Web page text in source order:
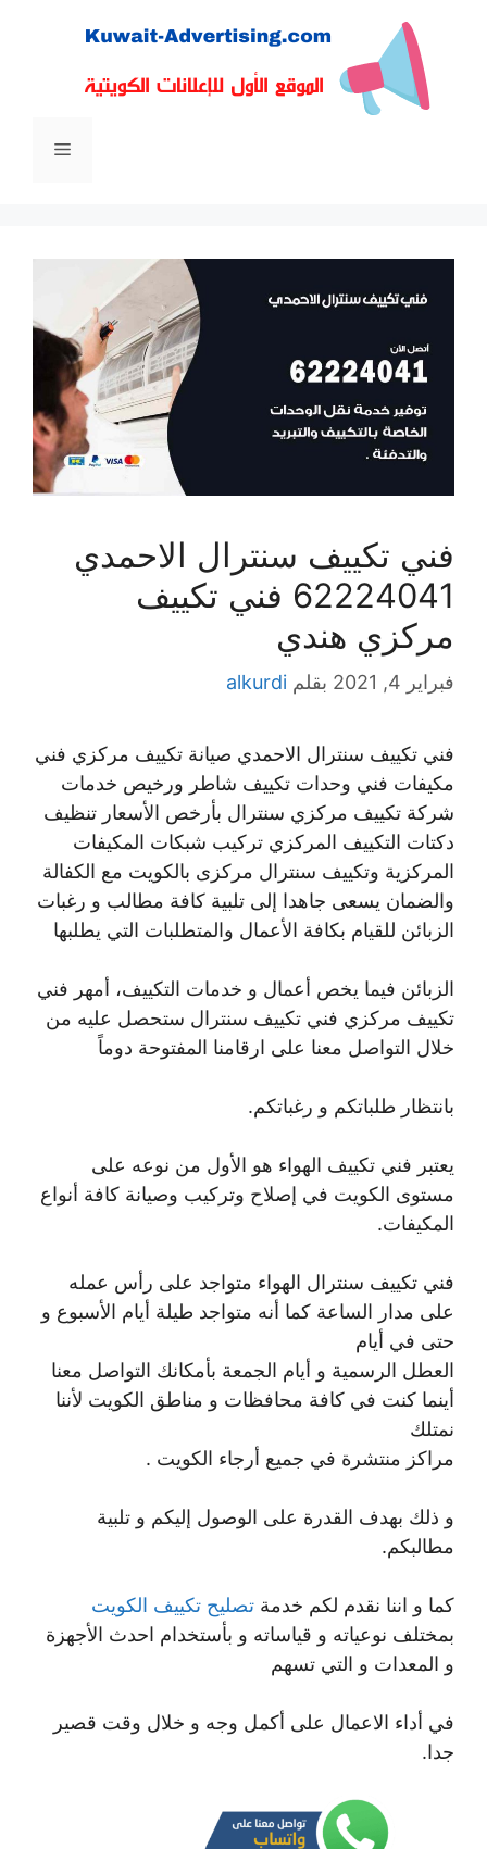
المحتوى
القائمة
فني تكييف سنترال الاحمدي
62224041 فني تكييف
مركزي هندي
فبراير 4, 2021 بقلم alkurdi
فني تكييف سنترال الاحمدي صيانة تكييف مركزي فني
مكيفات فني وحدات تكييف شاطر ورخيص خدمات
شركة تكييف مركزي سنترال بأرخص الأسعار تنظيف
دكتات التكييف المركزي تركيب شبكات المكيفات
المركزية وتكييف سنترال مركزى بالكويت مع الكفالة
والضمان يسعى جاهدا إلى تلبية كافة مطالب و رغبات
الزبائن للقيام بكافة الأعمال والمتطلبات التي يطلبها
الزبائن فيما يخص أعمال و خدمات التكييف، أمهر فني
تكييف مركزي فني تكييف سنترال ستحصل عليه من
خلال التواصل معنا على ارقامنا المفتوحة دوماً
بانتظار طلباتكم و رغباتكم.
يعتبر فني تكييف الهواء هو الأول من نوعه على
مستوى الكويت في إصلاح وتركيب وصيانة كافة أنواع
المكيفات.
فني تكييف سنترال الهواء متواجد على رأس عمله
على مدار الساعة كما أنه متواجد طيلة أيام الأسبوع و
حتى في أيام
العطل الرسمية و أيام الجمعة بأمكانك التواصل معنا
أينما كنت في كافة محافظات و مناطق الكويت لأننا
نمتلك
مراكز منتشرة في جميع أرجاء الكويت .
و ذلك بهدف القدرة على الوصول إليكم و تلبية
مطالبكم.
كما و اننا نقدم لكم خدمة تصليح تكييف الكويت
بمختلف نوعياته و قياساته و بأستخدام احدث الأجهزة
و المعدات و التي تسهم
في أداء الاعمال على أكمل وجه و خلال وقت قصير
جدا.